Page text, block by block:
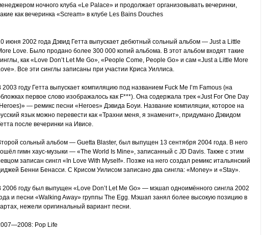
ночного клуба «Le Palace» и продолжает организовывать вечеринки,
как вечеринка «Scream» в клубе Les Bains Douches
июня 2002 года Дэвид Гетта выпускает дебютный сольный альбом — Just a Little
Love. Было продано более 300 000 копий альбома. В этот альбом входят такие
как «Love Don’t Let Me Go», «People Come, People Go» и сам «Just a Little More
Все эти синглы записаны при участии Криса Уиллиса.
2003 году Гетта выпускает компиляцию под названием Fuck Me I’m Famous (на
первое слово изображалось как F***). Она содержала трек «Just For One Day
— ремикс песни «Heroes» Дэвида Боуи. Название компиляции, которое на
язык можно перевести как «Трахни меня, я знаменит», придумано Дэвидом
после вечеринки на Ивисе.
сольный альбом — Guetta Blaster, был выпущен 13 сентября 2004 года. В него
гимн хаус-музыки — «The World Is Mine», записанный с JD Davis. Также с этим
записан сингл «In Love With Myself». Позже на него создал ремикс итальянский
Бенни Бенасси. С Крисом Уилисом записано два сингла: «Money» и «Stay».
2006 году был выпущен «Love Don’t Let Me Go» — мэшап одноимённого сингла 2002
и песни «Walking Away» группы The Egg. Мэшап занял более высокую позицию в
нежели оригинальный вариант песни.
Pop Life